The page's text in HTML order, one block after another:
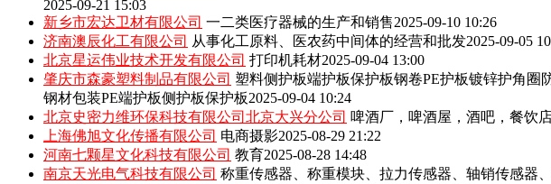
2025-09-21 15:03
新乡市宏达卫材有限公司 一二类医疗器械的生产和销售2025-09-10 10:26
济南澳辰化工有限公司 从事化工原料、医农药中间体的经营和批发2025-09-05
北京星运伟业技术开发有限公司 打印机耗材2025-09-04 13:00
肇庆市森豪塑料制品有限公司 塑料侧护板端护板保护板钢卷PE护板镀锌护角
钢材包装PE端护板侧护板保护板2025-09-04 10:24
北京史密力维环保科技有限公司北京大兴分公司 啤酒厂，啤酒屋，酒吧，餐饮
上海佛旭文化传播有限公司 电商摄影2025-08-29 21:22
河南七颗星文化科技有限公司 教育2025-08-28 14:48
南京天光电气科技有限公司 称重传感器、称重模块、拉力传感器、轴销传感器